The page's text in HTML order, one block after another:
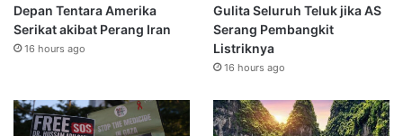
Depan Tentara Amerika
Serikat akibat Perang Iran
16 hours ago
Gulita Seluruh Teluk jika AS
Serang Pembangkit
Listriknya
16 hours ago